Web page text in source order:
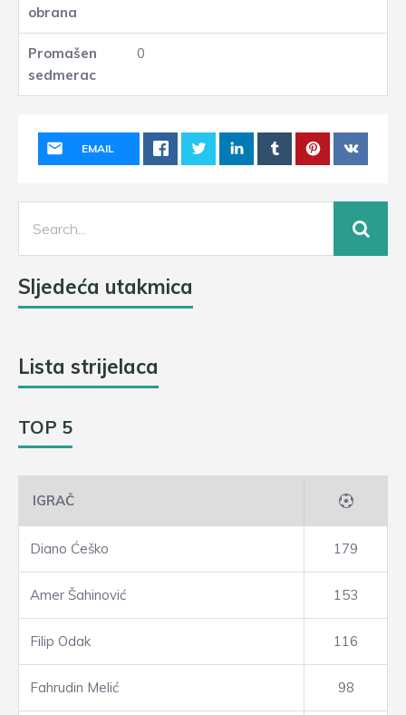
0
EMAIL
Sljedeća utakmica
Lista strijelaca
TOP 5
IGRAČ
Diano Ćeško 179
Amer Šahinović 153
Filip Odak 116
Fahrudin Melić 98